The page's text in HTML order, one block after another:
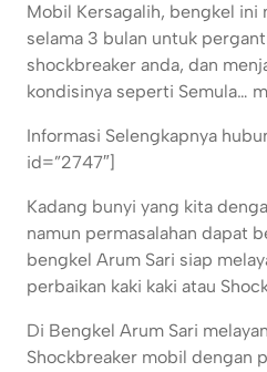
Mobil Kersagalih, bengkel ini
selama 3 bulan untuk
shockbreaker anda, dan
kondisinya seperti Semula…
Informasi Selengkapnya
id=”2747″]
Kadang bunyi yang kita
namun permasalahan dapat
bengkel Arum Sari siap
perbaikan kaki kaki atau
Di Bengkel Arum Sari
Shockbreaker mobil dengan